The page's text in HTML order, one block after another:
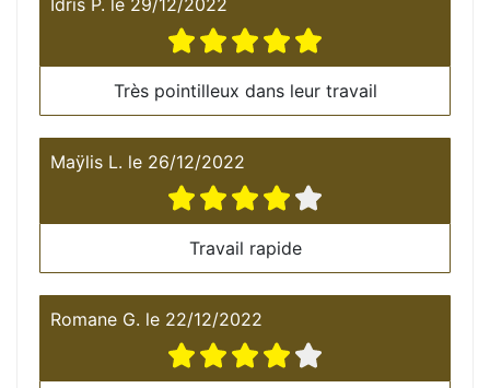
Très pointilleux dans leur travail
Maÿlis L. le 26/12/2022
Travail rapide
Romane G. le 22/12/2022